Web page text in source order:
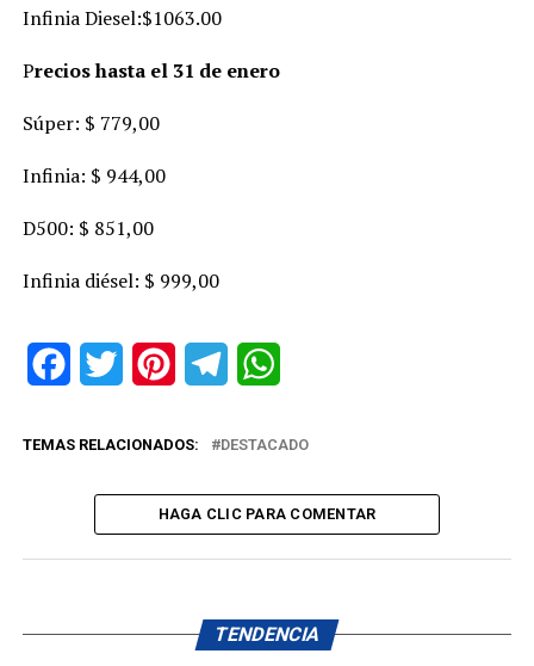
Infinia Diesel:$1063.00
Precios hasta el 31 de enero
Súper: $ 779,00
Infinia: $ 944,00
D500: $ 851,00
Infinia diésel: $ 999,00
FacebookTwitter PinterestTelegram
TEMAS RELACIONADOS: DESTACADO
HAGA CLIC PARA COMENTAR
TENDENCIA